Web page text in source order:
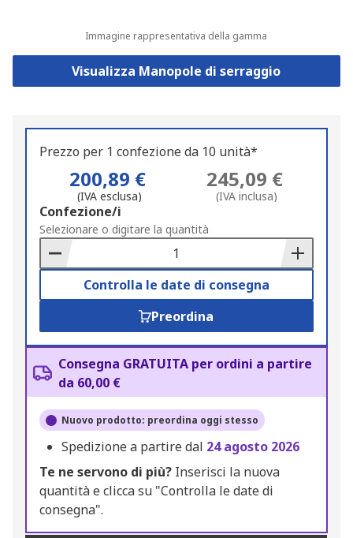
Immagine rappresentativa della gamma
Visualizza Manopole di serraggio
Prezzo per 1 confezione da 10 unità*
200,89 €
(IVA esclusa)
245,09 €
(IVA inclusa)
Add
to
Basket
Confezione/i
Selezionare o digitare la quantità
Controlla le date di consegna
Preordina
Consegna GRATUITA per ordini a partire
da 60,00 €
Nuovo prodotto: preordina oggi stesso
Spedizione a partire dal 24 agosto 2026
Te ne servono di più? Inserisci la nuova
quantità e clicca su "Controlla le date di
consegna".